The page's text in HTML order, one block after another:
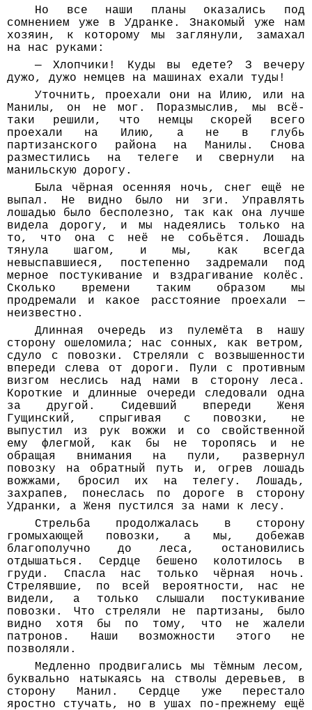
Но все наши планы оказались под
сомнением уже в Удранке. Знакомый уже нам
хозяин, к которому мы заглянули, замахал
на нас руками:
— Хлопчики! Куды вы едете? З вечеру
дужо, дужо немцев на машинах ехали туды!
Уточнить, проехали они на Илию, или на
Манилы, он не мог. Поразмыслив, мы всё-
таки решили, что немцы скорей всего
проехали на Илию, а не в глубь
партизанского района на Манилы. Снова
разместились на телеге и свернули на
манильскую дорогу.
Была чёрная осенняя ночь, снег ещё не
выпал. Не видно было ни зги. Управлять
лошадью было бесполезно, так как она лучше
видела дорогу, и мы надеялись только на
то, что она с неё не собьётся. Лошадь
тянула шагом, и мы, как всегда
невыспавшиеся, постепенно задремали под
мерное постукивание и вздрагивание колёс.
Сколько времени таким образом мы
продремали и какое расстояние проехали —
неизвестно.
Длинная очередь из пулемёта в нашу
сторону ошеломила; нас сонных, как ветром,
сдуло с повозки. Стреляли с возвышенности
впереди слева от дороги. Пули с противным
визгом неслись над нами в сторону леса.
Короткие и длинные очереди следовали одна
за другой. Сидевший впереди Женя
Гущинский, спрыгивая с повозки, не
выпустил из рук вожжи и со свойственной
ему флегмой, как бы не торопясь и не
обращая внимания на пули, развернул
повозку на обратный путь и, огрев лошадь
вожжами, бросил их на телегу. Лошадь,
захрапев, понеслась по дороге в сторону
Удранки, а Женя пустился за нами к лесу.
Стрельба продолжалась в сторону
громыхающей повозки, а мы, добежав
благополучно до леса, остановились
отдышаться. Сердце бешено колотилось в
груди. Спасла нас только чёрная ночь.
Стрелявшие, по всей вероятности, нас не
видели, а только слышали постукивание
повозки. Что стреляли не партизаны, было
видно хотя бы по тому, что не жалели
патронов. Наши возможности этого не
позволяли.
Медленно продвигались мы тёмным лесом,
буквально натыкаясь на стволы деревьев, в
сторону Манил. Сердце уже перестало
яростно стучать, но в ушах по-прежнему ещё